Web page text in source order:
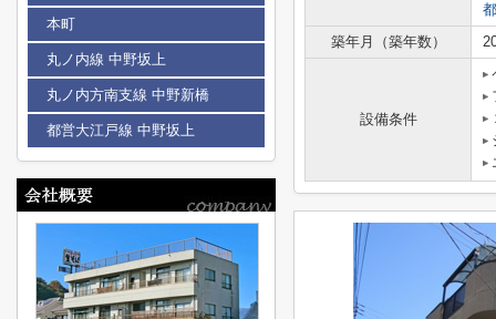
築年月（築年数）
設備条件
本町
丸ノ内線 中野坂上
丸ノ内方南支線 中野新橋
都営大江戸線 中野坂上